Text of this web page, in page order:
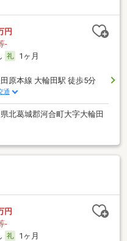
円
-
1ヶ月
原本線 大輪田駅 徒歩5分
通
北葛城郡河合町大字大輪田
円
-
1ヶ月